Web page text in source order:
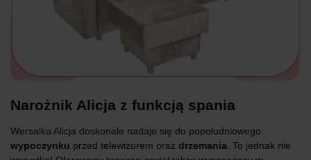
Narożnik Alicja z funkcją spania
Wersalka Alicja doskonale nadaje się do popołudniowego
wypoczynku przed telewizorem oraz drzemania . To jednak nie